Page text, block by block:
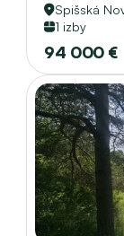
Spišská
1 izby
94 000 €